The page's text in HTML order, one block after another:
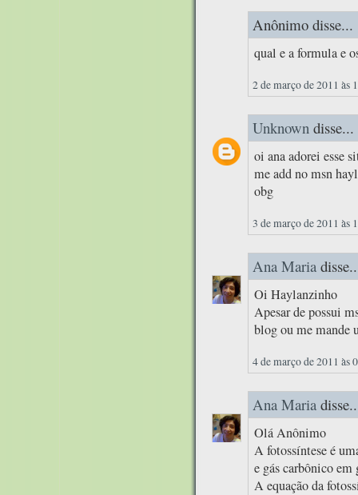
Anônimo disse...
qual e a formula e
2 de março de 2011 às
Unknown disse...
oi ana adorei esse
me add no msn
obg
3 de março de 2011 às
Ana Maria
Oi Haylanzinho
Apesar de possui
blog ou me mande
4 de março de 2011 às
Ana Maria
Olá Anônimo
A fotossíntese é
e gás carbônico
A equação da